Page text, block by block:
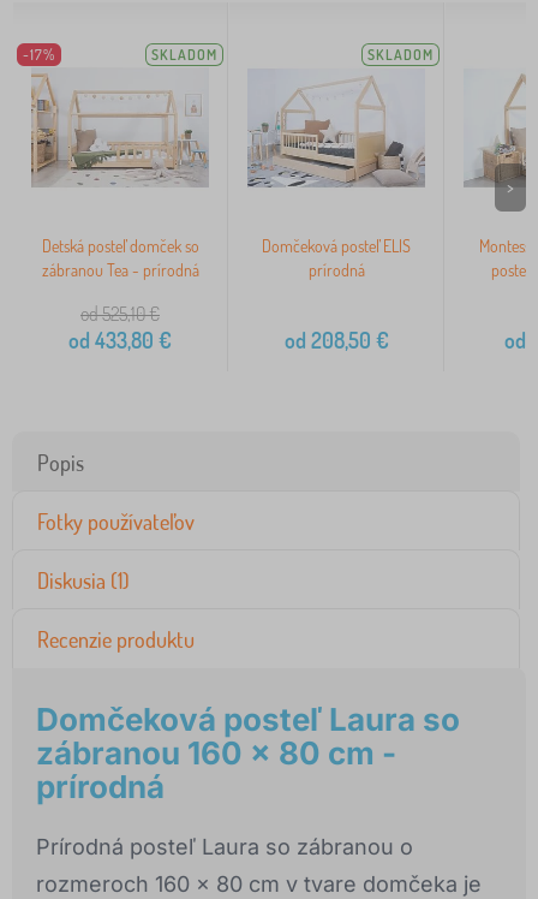
-17% SKLADOM
Detská posteľ domček so
zábranou Tea - prírodná
od 525,10€
od 433,80 €
SKLADOM
Domčeková posteľ ELIS
prírodná
od 208,50 €
posteľ
od
>
Popis
Fotky používateľov
Diskusia (1)
Recenzie produktu
Domčeková posteľ Laura so
zábranou 160 x 80 cm -
prírodná
Prírodná posteľ Laura so zábranou o
rozmeroch 160 x 80 cm v tvare domčeka je